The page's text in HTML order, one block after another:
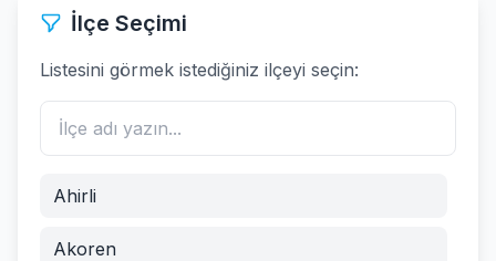
İlçe Seçimi
Listesini görmek istediğiniz ilçeyi seçin:
Ahirli
Akoren